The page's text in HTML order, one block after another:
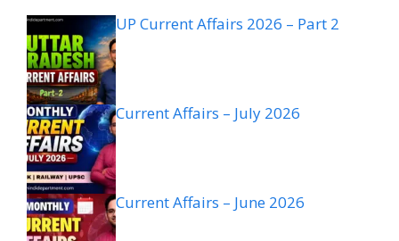
UP Current Affairs 2026 – Part 2
Current Affairs – July 2026
Current Affairs – June 2026